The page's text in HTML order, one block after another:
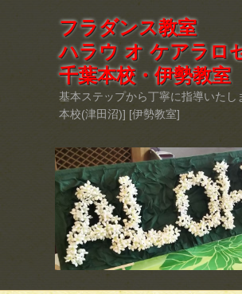
フラダンス教室
ハラウ オ ケアラロ
千葉本校・伊勢教室
基本ステップから丁寧に指導いたし
本校(津田沼)] [伊勢教室]